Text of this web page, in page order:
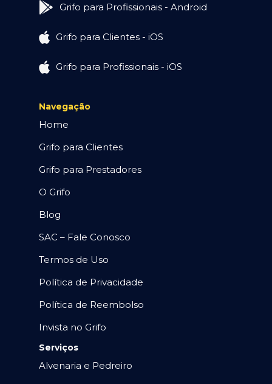
Grifo para Profissionais - Android
Grifo para Clientes - iOS
Grifo para Profissionais - iOS
Navegação
Home
Grifo para Clientes
Grifo para Prestadores
O Grifo
Blog
SAC – Fale Conosco
Termos de Uso
Política de Privacidade
Política de Reembolso
Invista no Grifo
Serviços
Alvenaria e Pedreiro